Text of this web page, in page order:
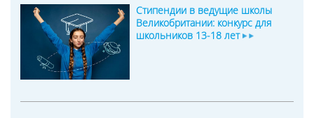
Стипендии в ведущие школы
Великобритании: конкурс для
школьников 13-18 лет